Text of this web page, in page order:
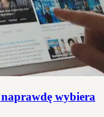
wybiera